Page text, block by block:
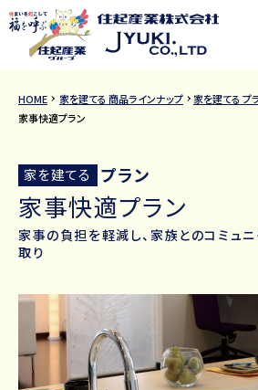
HOME 家を建てる 商品ラインナップ
家を建てる プ
家事快適プラン
家を建てる プラン
家事快適プラン
家事の負担を軽減し、家族とのコミュ
取り